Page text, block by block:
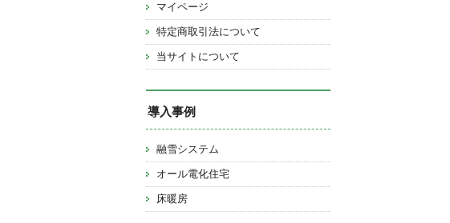
マイページ
特定商取引法について
当サイトについて
導入事例
融雪システム
オール電化住宅
床暖房